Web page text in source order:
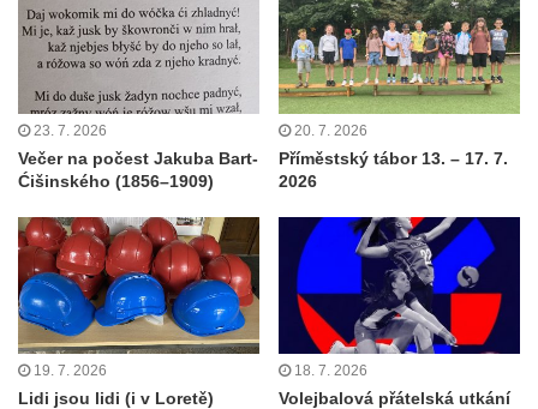
23. 7. 2026
Večer na počest Jakuba Bart-
Ćišinského (1856–1909)
20. 7. 2026
Příměstský tábor 13. – 17. 7.
2026
19. 7. 2026
Lidi jsou lidi (i v Loretě)
18. 7. 2026
Volejbalová přátelská utkání